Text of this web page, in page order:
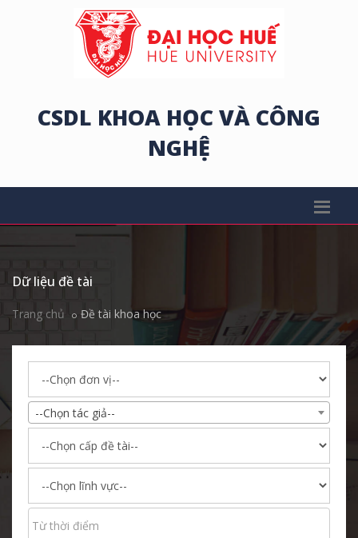
CSDL KHOA HỌC VÀ CÔNG
NGHỆ
Dữ liệu đề tài
Trang chủ Đề tài khoa học
--Chọn tác giả--